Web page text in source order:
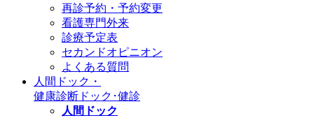
再診予約・予約変更
看護専門外来
診療予定表
セカンドオピニオン
よくある質問
人間ドック・
健康診断 ドック･健診
人間ドック